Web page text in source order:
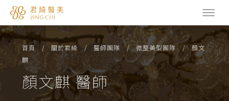
首頁 關於君綺 醫師團隊 微整美型團隊
顏文
麒
顏文麒 醫師